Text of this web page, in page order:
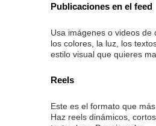
Publicaciones en el feed
Usa imágenes o videos de
los colores, la luz, los
estilo visual que quieres
Reels
Este es el formato que
Haz reels dinámicos,